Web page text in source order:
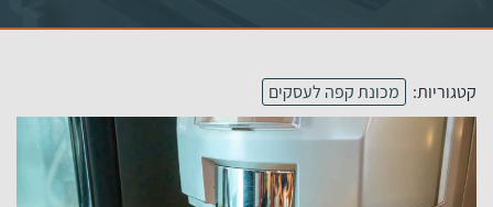
קטגוריות: מכונת קפה לעסקים